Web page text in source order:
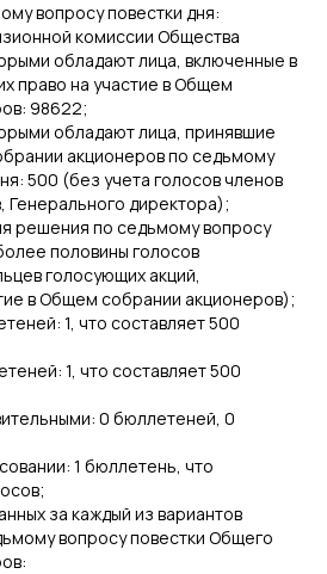
вопросу повестки дня:
комиссии Общества
обладают лица, включенные в
право на участие в Общем
98622;
обладают лица, принявшие
акционеров по седьмому
500 (без учета голосов членов
Генерального директора);
решения по седьмому вопросу
половины голосов
голосующих акций,
в Общем собрании акционеров);
1, что составляет 500
1, что составляет 500
0 бюллетеней, 0
1 бюллетень, что
за каждый из вариантов
вопросу повестки Общего